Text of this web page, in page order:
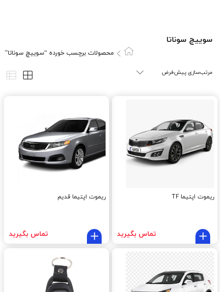
سوييچ سوناتا
محصولات برچسب خورده “سوييچ سوناتا”
ریموت اپتیما TF
تماس بگیرید
ریموت اپتیما قدیم
تماس بگیرید